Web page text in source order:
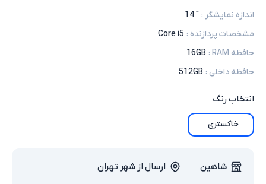
اندازه نمایشگر :
" 14
مشخصات پردازنده :
Core i5
حافظه RAM
:
16GB
حافظه داخلی :
512GB
انتخابرنگ
خاکستری
شاهین ارسال از شهر تهران